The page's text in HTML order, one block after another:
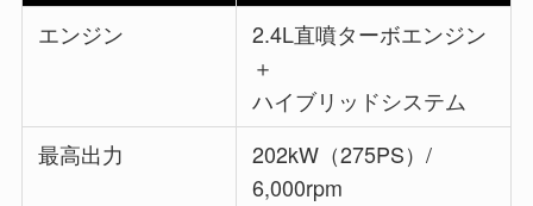
エンジン
2.4L直噴ターボエンジン
＋
ハイブリッドシステム
最高出力
202kW（275PS）/
6,000rpm